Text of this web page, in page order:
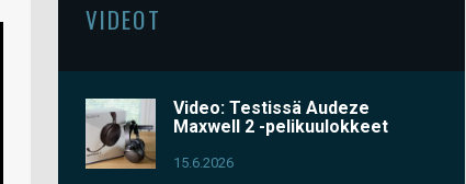
VIDEOT
Video: Testissä Audeze
Maxwell 2 -pelikuulokkeet
15.6.2026